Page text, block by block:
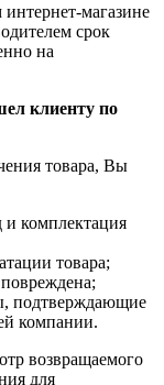
магазине
срок
на
клиенту по
товара, Вы
комплектация
товара;
подтверждающие
компании.
возвращаемого
для